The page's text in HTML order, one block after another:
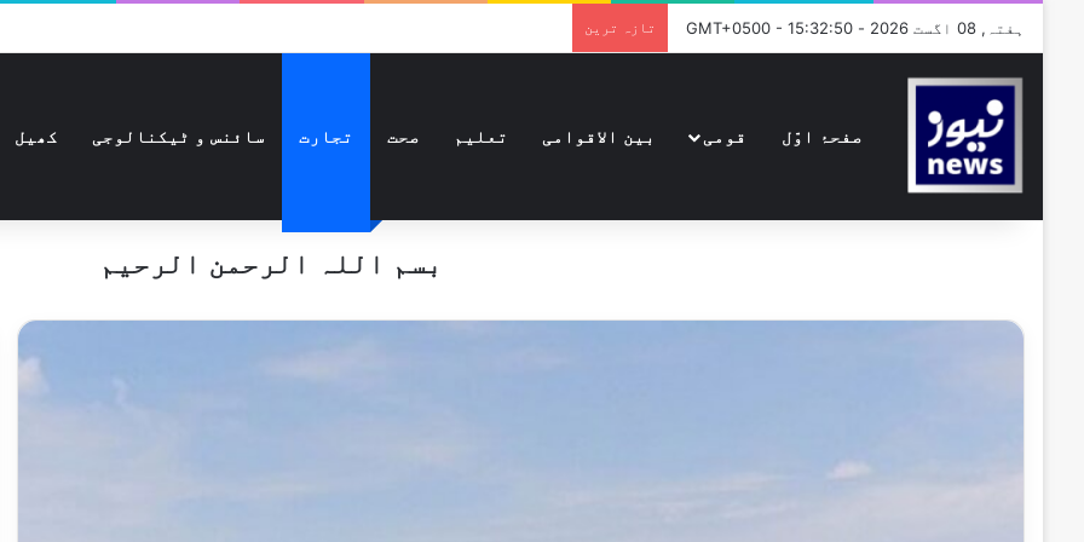
ہفتہ, 08 اگست 2026 - GMT+0500 - 15:32:50 تازہ ترین
صفحۂ اوّل قومی بین الاقوامی تعلیم صحت تجارت سائنس و ٹیکنالوجی کھیل
بسم اللہ الرحمن الرحیم